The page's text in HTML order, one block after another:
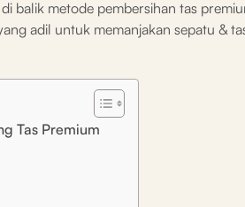
balik metode pembersihan tas
adil untuk memanjakan sepatu &
Tas Premium